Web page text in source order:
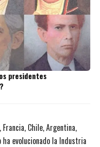
presidentes
Francia, Chile, Argentina,
evolucionado la Industria